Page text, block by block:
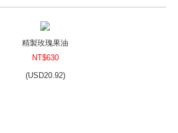
USD6.64)
精製玫瑰果油
NT$630
(USD20.92)